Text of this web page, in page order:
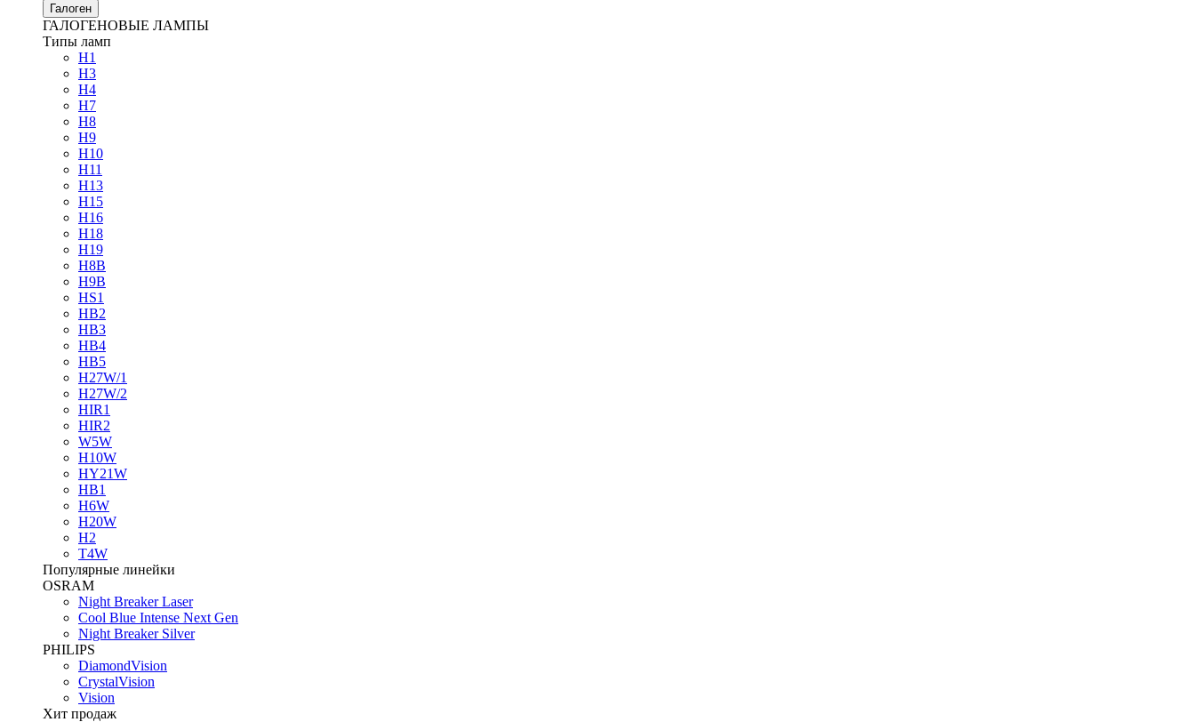
Галоген
ГАЛОГЕНОВЫЕ ЛАМПЫ
Типы ламп
H1
H3
H4
H7
H8
H9
H10
H11
H13
H15
H16
H18
H19
H8B
H9B
HS1
HB2
HB3
HB4
HB5
H27W/1
H27W/2
HIR1
HIR2
W5W
H10W
HY21W
HB1
H6W
H20W
H2
T4W
Популярные линейки
OSRAM
Night Breaker Laser
Cool Blue Intense Next Gen
Night Breaker Silver
PHILIPS
DiamondVision
CrystalVision
Vision
Хит продаж